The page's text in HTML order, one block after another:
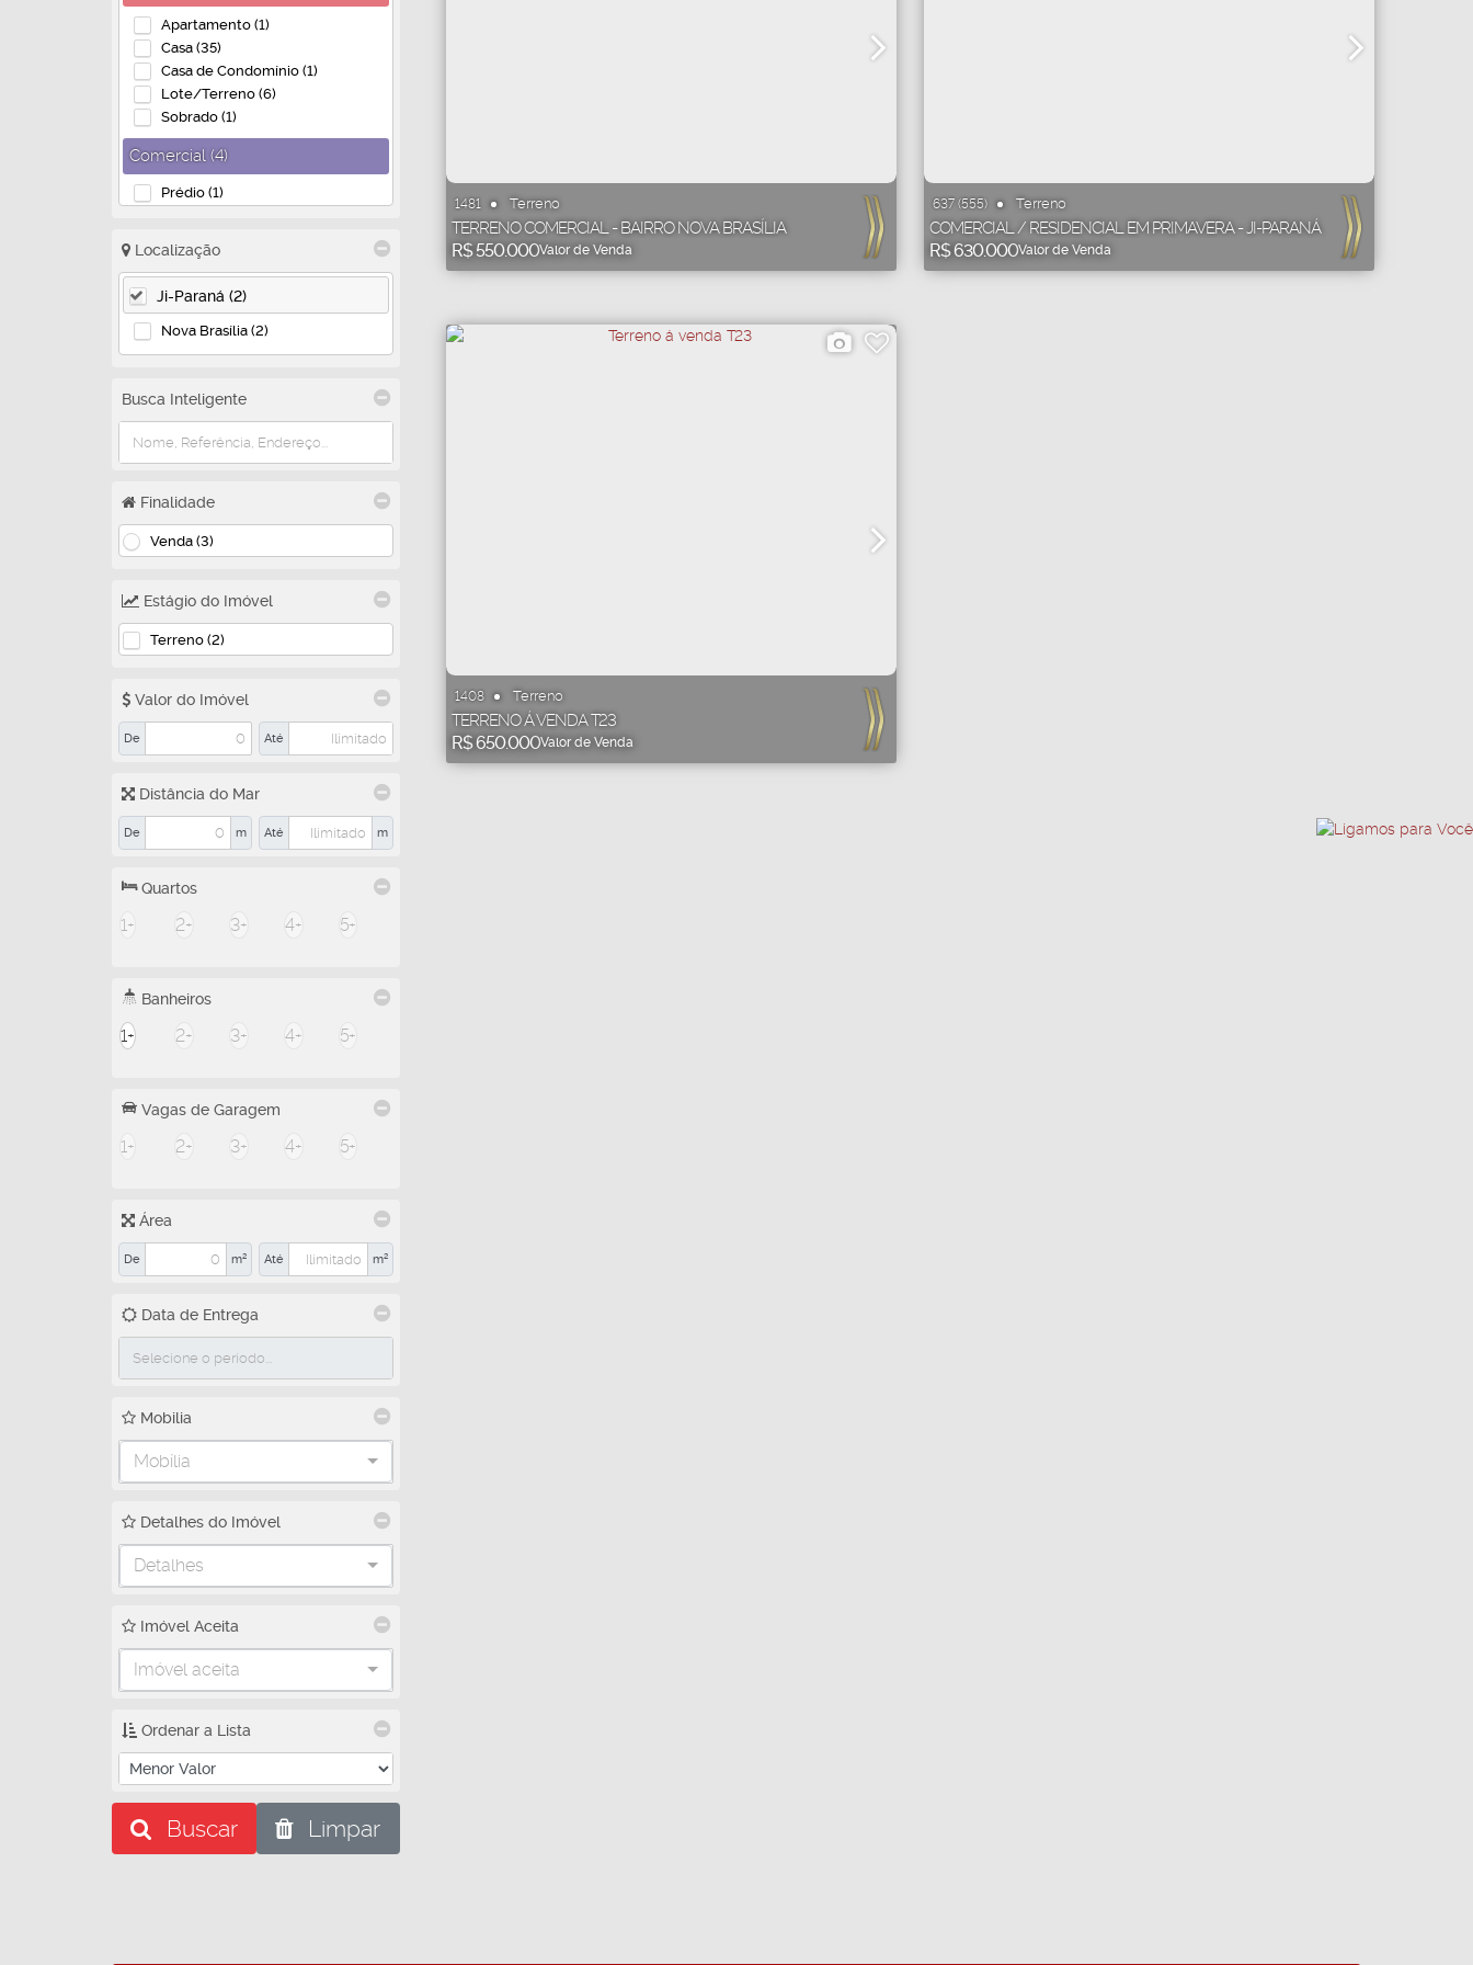
Apartamento (1)
Casa (35)
Casa de Condomínio (1)
Lote/Terreno (6)
Sobrado (1)
Comercial (4)
Prédio (1)
Misto (3)
Residencial e Comercial (3)
Localização
Ji-Paraná (2)
Nova Brasília (2)
Busca Inteligente
Finalidade
Venda (3)
Estágio do Imóvel
Terreno (2)
Valor do Imóvel
De Até
Distância do Mar
De m Até m
Quartos
1+ 2+ 3+ 4+ 5+
Banheiros
1+ 2+ 3+ 4+ 5+
Vagas de Garagem
1+ 2+ 3+ 4+ 5+
Área
De m² Até m²
Data de Entrega
Mobilia
Mobília
Detalhes do Imóvel
Detalhes
Imóvel Aceita
Imóvel aceita
Ordenar a Lista
Buscar Limpar
1481 Terreno
R$550.000Valor de Venda
TERRENO COMERCIAL - BAIRRO NOVA BRASÍLIA
637 (555) Terreno
R$630.000Valor de Venda
COMERCIAL / RESIDENCIAL EM PRIMAVERA - JI-PARANÁ
1408 Terreno
R$650.000Valor de Venda
TERRENO Á VENDA T23